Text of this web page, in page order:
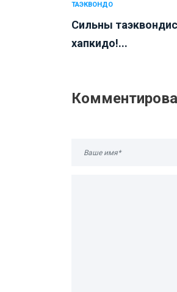
ТАЭКВОНДО
Сильны
хапкидо!...